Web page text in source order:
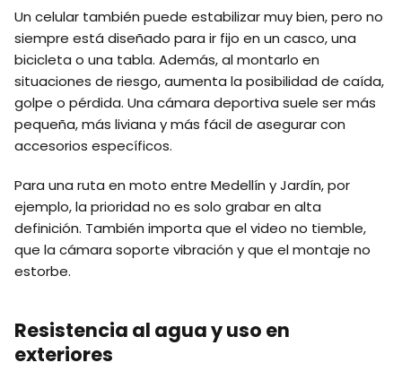
Un celular también puede estabilizar muy bien, pero no
siempre está diseñado para ir fijo en un casco, una
bicicleta o una tabla. Además, al montarlo en
situaciones de riesgo, aumenta la posibilidad de caída,
golpe o pérdida. Una cámara deportiva suele ser más
pequeña, más liviana y más fácil de asegurar con
accesorios específicos.
Para una ruta en moto entre Medellín y Jardín, por
ejemplo, la prioridad no es solo grabar en alta
definición. También importa que el video no tiemble,
que la cámara soporte vibración y que el montaje no
estorbe.
Resistencia al agua y uso en
exteriores